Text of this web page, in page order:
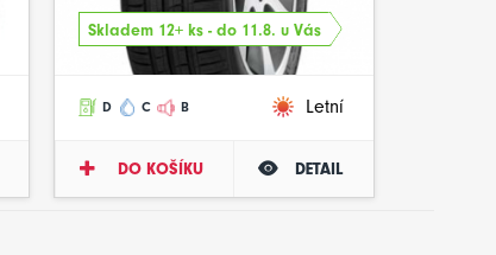
Skladem 12+ ks - do 11.8. u Vás
D C B Letní
DO KOŠÍKU DETAIL